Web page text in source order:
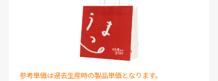
参考単価は過去生産時の製品単価となります。